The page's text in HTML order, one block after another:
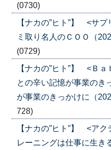
(0730)
【ナカの”ヒト”】 <サ
ミ取り名人のＣＯＯ（
(0729)
【ナカの”ヒト”】 <Ｂ
との辛い記憶が事業のき
が事業のきっかけに（
728)
【ナカの”ヒト”】 <ア
レーニングは仕事に生き